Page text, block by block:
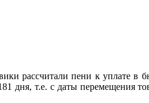
рассчитали пени к уплате в
дня, т.е. с даты перемещения